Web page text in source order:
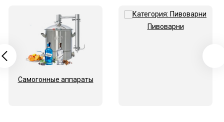
Самогонные аппараты
Пивоварни